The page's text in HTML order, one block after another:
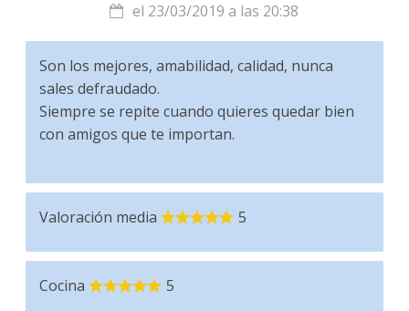
el 23/03/2019 a las 20:38
Son los mejores, amabilidad, calidad, nunca
sales defraudado.
Siempre se repite cuando quieres quedar bien
con amigos que te importan.
Valoración media 5
Cocina 5